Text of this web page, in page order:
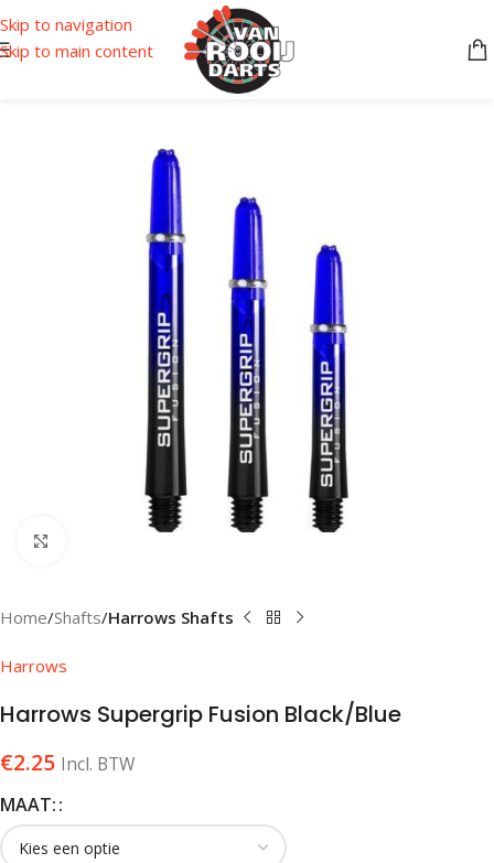
Skip to navigation
Skip to main content
Home Shafts Harrows Shafts
Harrows
Harrows Supergrip Fusion Black/Blue
€2.25 Incl. BTW
MAAT: